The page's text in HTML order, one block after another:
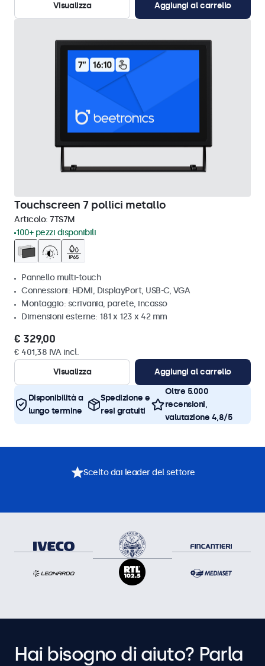
Visualizza
Aggiungi al carrello
Touchscreen 7 pollici metallo
Articolo: 7TS7M
100+ pezzi disponibili
Pannello multi-touch
Connessioni: HDMI, DisplayPort, USB-C, VGA
Montaggio: scrivania, parete, incasso
Dimensioni esterne: 181 x 123 x 42 mm
€ 329,00
€ 401,38 IVA incl.
Visualizza
Aggiungi al carrello
Disponibilità a
lungo termine
Spedizione e
resi gratuiti
Oltre 5.000
recensioni,
valutazione 4,8/5
Scelto dai leader del settore
Hai bisogno di aiuto? Parla